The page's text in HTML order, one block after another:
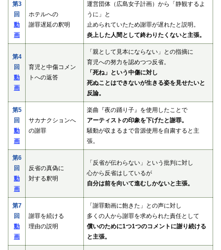
第3
回
動
画
ホテルへの
謝罪遅延の釈明
運営団体（広島女子計画）から「静観するよ
うに」と
止められていたため謝罪が遅れたと説明。
炎上した人間として終わりたくないと主張。
第4
回
動
画
育児と中傷コメン
トへの返答
「親として見本にならない」との指摘に
育児への努力を認めつつ反省。
「死ね」という中傷に対し
死ぬことはできないが生きる姿を見せたいと
反論。
第5
回
動
画
サカナクションへ
の謝罪
楽曲『夜の踊り子』を使用したことで
アーティストの印象を下げたと謝罪。
騒動が収まるまで音源使用を自粛すると主
張。
第6
回
動
画
反省の真偽に
対する釈明
「反省が伝わらない」という批判に対し
心から反省はしているが
自分は前を向いて進むしかないと主張。
第7
回
動
画
謝罪を続ける
理由の説明
「謝罪動画に飽きた」との声に対し
多くの人から謝罪を求められた責任として
償いのために1つ1つのコメントに謝り続ける
と主張。